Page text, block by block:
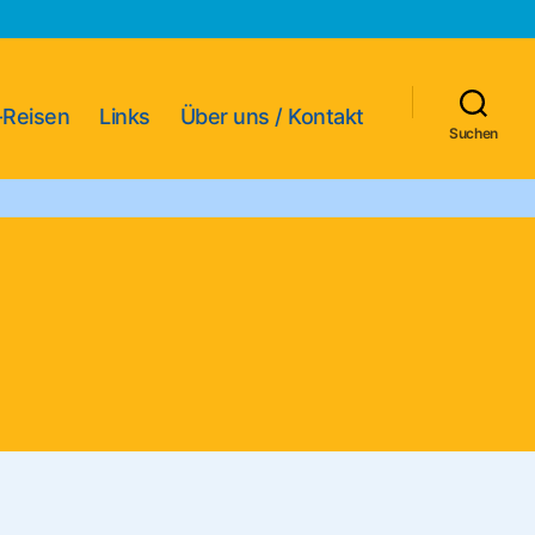
Links Über uns / Kontakt
Suchen